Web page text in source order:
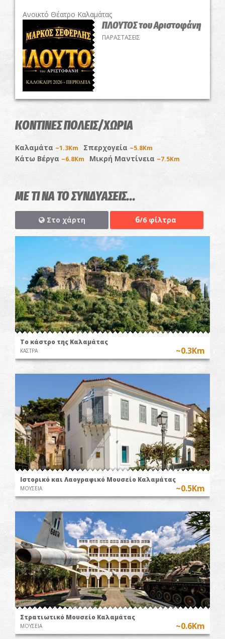
Ανοικτό Θέατρο Καλαμάτας
ΠΛΟΥΤΟΣ του Αριστοφάνη
ΠΑΡΑΣΤΑΣΕΙΣ
ΚΟΝΤΙΝΕΣ ΠΟΛΕΙΣ/ΧΩΡΙΑ
Καλαμάτα ~1.3Km Σπερχογεία ~5.8Km
Κάτω Βέργα ~6.8Km Μικρή Μαντίνεια ~7.5Km
ΜΕ ΤΙ ΝΑ ΤΟ ΣΥΝΔΥΑΣΕΙΣ...
Στο χάρτη 6/6 φίλτρα
Το κάστρο της Καλαμάτας
ΚΑΣΤΡΑ ~0.3Km
Ιστορικό και Λαογραφικό Μουσείο Καλαμάτας
ΜΟΥΣΕΙΑ ~0.5Km
Στρατιωτικό Μουσείο Καλαμάτας
ΜΟΥΣΕΙΑ ~0.6Km